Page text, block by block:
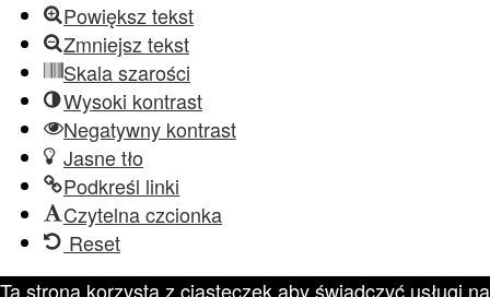
Powiększ tekst
Zmniejsz tekst
Skala szarości
Wysoki kontrast
Negatywny kontrast
Jasne tło
Podkreśl linki
Czytelna czcionka
Reset
Ta strona korzysta z ciasteczek aby świadczyć usługi na